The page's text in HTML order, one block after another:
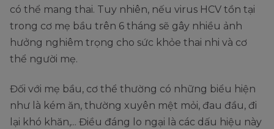
có thể mang thai. Tuy nhiên, nếu virus HCV tồn tại
trong cơ mẹ bầu trên 6 tháng sẽ gây nhiều ảnh
hưởng nghiêm trọng cho sức khỏe thai nhi và cơ
thể người mẹ.
Đối với mẹ bầu, cơ thể thường có những biểu hiện
như là kém ăn, thường xuyên mệt mỏi, đau đầu, đi
lại khó khăn,... Điều đáng lo ngại là các dấu hiệu này